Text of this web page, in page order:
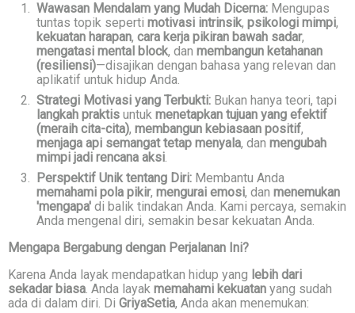
Wawasan Mendalam yang Mudah Dicerna: Mengupas
tuntas topik seperti motivasi intrinsik, psikologi mimpi,
kekuatan harapan, cara kerja pikiran bawah sadar,
mengatasi mental block, dan membangun ketahanan
(resiliensi)—disajikan dengan bahasa yang relevan dan
aplikatif untuk hidup Anda.
Strategi Motivasi yang Terbukti: Bukan hanya teori, tapi
langkah praktis untuk menetapkan tujuan yang efektif
(meraih cita-cita), membangun kebiasaan positif,
menjaga api semangat tetap menyala, dan mengubah
mimpi jadi rencana aksi.
Perspektif Unik tentang Diri: Membantu Anda
memahami pola pikir, mengurai emosi, dan menemukan
'mengapa' di balik tindakan Anda. Kami percaya, semakin
Anda mengenal diri, semakin besar kekuatan Anda.
Mengapa Bergabung dengan Perjalanan Ini?
Karena Anda layak mendapatkan hidup yang lebih dari
sekadar biasa. Anda layak memahami kekuatan yang sudah
ada di dalam diri. Di GriyaSetia, Anda akan menemukan: